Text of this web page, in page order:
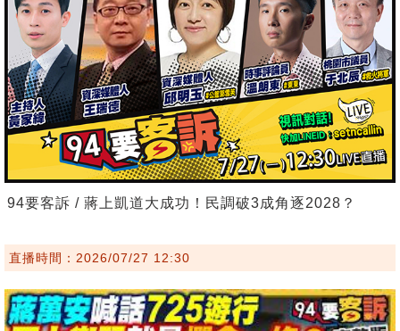
94要客訴 / 蔣上凱道大成功！民調破3成角逐2028？
直播時間：2026/07/27 12:30